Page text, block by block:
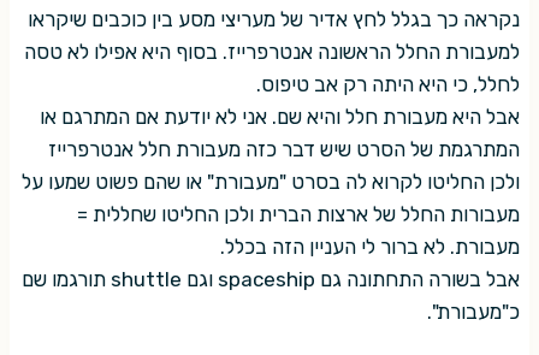
נקראה כך בגלל לחץ אדיר של מעריצי מסע בין כוכבים שיקראו
למעבורת החלל הראשונה אנטרפרייז. בסוף היא אפילו לא טסה
לחלל, כי היא היתה רק אב טיפוס.
אבל היא מעבורת חלל והיא שם. אני לא יודעת אם המתרגם או
המתרגמת של הסרט שיש דבר כזה מעבורת חלל אנטרפרייז
ולכן החליטו לקרוא לה בסרט "מעבורת" או שהם פשוט שמעו על
מעבורות החלל של ארצות הברית ולכן החליטו שחללית =
מעבורת. לא ברור לי העניין הזה בכלל.
אבל בשורה התחתונה גם spaceship וגם shuttle תורגמו שם
כ"מעבורת".